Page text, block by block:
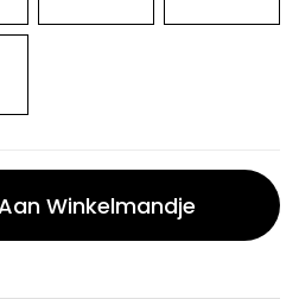
Winkelmandje